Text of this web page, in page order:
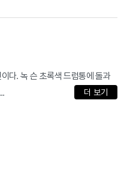
다. 녹 슨 초록색 드럼통에 돌과
더 보기